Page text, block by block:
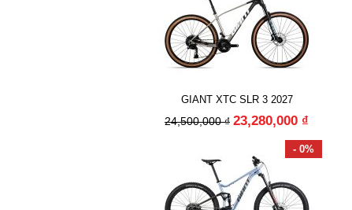
GIANT XTC SLR 3 2027
24,500,000 ₫ 23,280,000 ₫
- 0%